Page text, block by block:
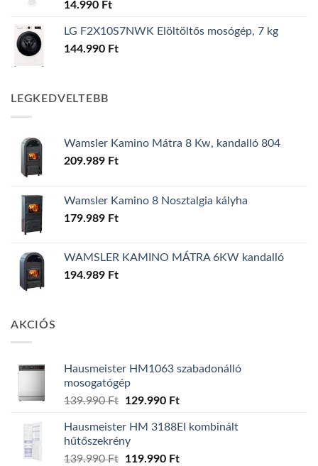
14.990 Ft
LG F2X10S7NWK Elöltöltős mosógép, 7 kg
144.990 Ft
LEGKEDVELTEBB
Wamsler Kamino Mátra 8 Kw, kandalló 804
209.989 Ft
Wamsler Kamino 8 Nosztalgia kályha
179.989 Ft
WAMSLER KAMINO MÁTRA 6KW kandalló
194.989 Ft
AKCIÓS
Hausmeister HM1063 szabadonálló
mosogatógép
139.990Ft
Original
was:
139.990 Ft.
129.990 FtCurrent
is:
Hausmeister HM 3188EI kombinált
hűtőszekrény
139.990Ft
Original
119.990 FtCurrent